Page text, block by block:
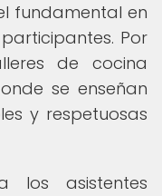
fundamental en
Por
de cocina
se enseñan
y respetuosas
los asistentes